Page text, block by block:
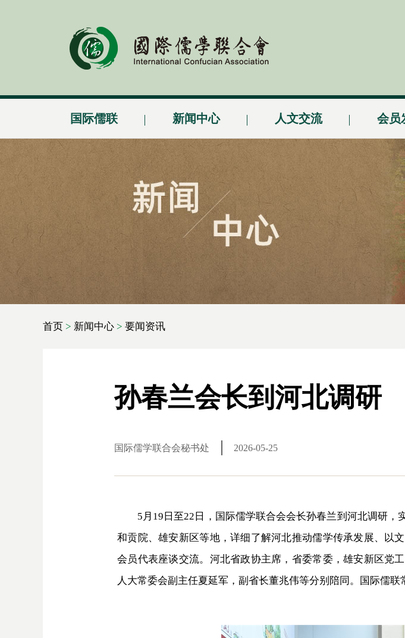
国际儒联 新闻中心 人文交流 会员
首页 > 新闻中心 > 要闻资讯
孙春兰会长到河北调研
国际儒学联合会秘书处 2026-05-25
5月19日至22日，国际儒学联合会会长孙春兰到河北调研
和贡院、雄安新区等地，详细了解河北推动儒学传承发展、以
会员代表座谈交流。河北省政协主席，省委常委，雄安新区党
人大常委会副主任夏延军，副省长董兆伟等分别陪同。国际儒联